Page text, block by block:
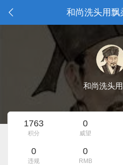
和尚洗头用飘
和尚洗头
1763
积分
0
威望
0
违规
0
RMB